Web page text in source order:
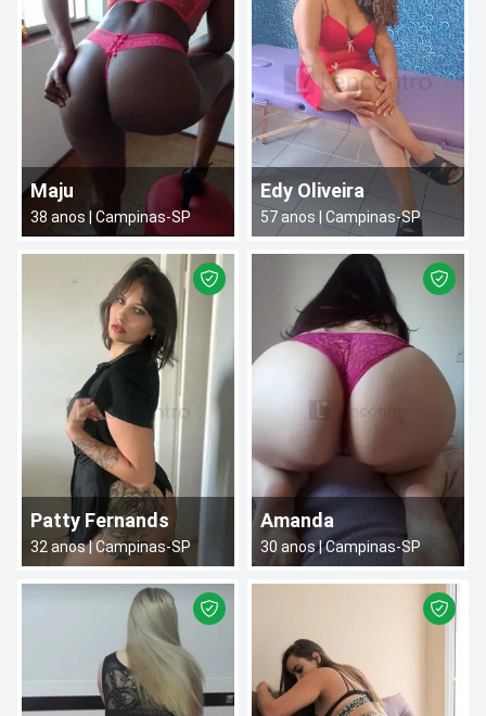
Maju
38 anos | Campinas-SP
Edy Oliveira
57anos | Campinas-SP
Patty Fernands
32anos |Campinas-SP
Amanda
30 anos |Campinas-SP